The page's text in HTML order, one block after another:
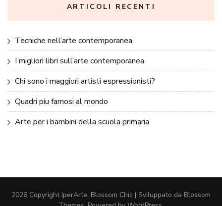
ARTICOLI RECENTI
Tecniche nell’arte contemporanea
I migliori libri sull’arte contemporanea
Chi sono i maggiori artisti espressionisti?
Quadri piu famosi al mondo
Arte per i bambini della scuola primaria
2026 Copyright IperArte. Blossom Chic | Sviluppato da Blossom